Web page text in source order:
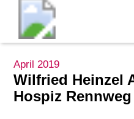
April 2019
Wilfried Heinzel
Hospiz Rennweg